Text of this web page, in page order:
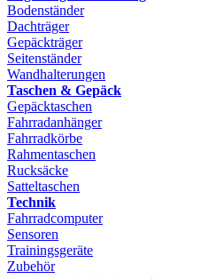
Bodenständer
Dachträger
Gepäckträger
Seitenständer
Wandhalterungen
Taschen & Gepäck
Gepäcktaschen
Fahrradanhänger
Fahrradkörbe
Rahmentaschen
Rucksäcke
Satteltaschen
Technik
Fahrradcomputer
Sensoren
Trainingsgeräte
Zubehör